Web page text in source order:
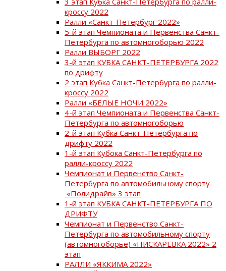
кроссу 2022
Ралли «Санкт-Петербург 2022»
5-й этап Чемпионата и Первенства Санкт-
Петербурга по автомногоборью 2022
Ралли ВЫБОРГ 2022
3-й этап КУБКА САНКТ-ПЕТЕРБУРГА 2022
по дрифту
2 этап Кубка Санкт-Петербурга по ралли-
кроссу 2022
Ралли «БЕЛЫЕ НОЧИ 2022»
4-й этап Чемпионата и Первенства Санкт-
Петербурга по автомногоборью
2-й этап Кубка Санкт-Петербурга по
дрифту 2022
1-й этап Кубока Санкт-Петербурга по
ралли-кроссу 2022
Чемпионат и Первенство Санкт-
Петербурга по автомобильному спорту
«Полидрайв» 3 этап
1-й этап КУБКА САНКТ-ПЕТЕРБУРГА ПО
ДРИФТУ
Чемпионат и Первенство Санкт-
Петербурга по автомобильному спорту
(автомногоборье) «ПИСКАРЕВКА 2022» 2
этап
РАЛЛИ «ЯККИМА 2022»